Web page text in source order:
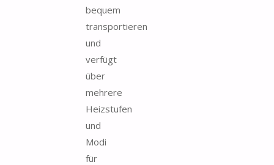
bequem
transportieren
und
verfügt
über
mehrere
Heizstufen
und
Modi
für